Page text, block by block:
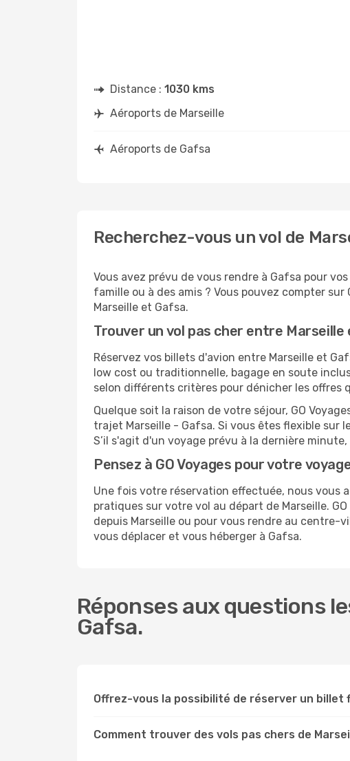
Distance : 1030 kms
Aéroports de Marseille
Aéroports de Gafsa
Recherchez-vous un vol de
Vous avez prévu de vous rendre à Gafsa pour
famille ou à des amis ? Vous pouvez compter
Marseille et Gafsa.
Trouver un vol pas cher entre Marseille
Réservez vos billets d'avion entre Marseille et
low cost ou traditionnelle, bagage en soute
selon différents critères pour dénicher les offres
Quelque soit la raison de votre séjour, GO
trajet Marseille - Gafsa. Si vous êtes flexible sur
S’il s'agit d'un voyage prévu à la dernière
Pensez à GO Voyages pour votre
Une fois votre réservation effectuée, nous vous
pratiques sur votre vol au départ de Marseille.
depuis Marseille ou pour vous rendre au centre-
vous déplacer et vous héberger à Gafsa.
Réponses aux questions
Gafsa.
Offrez-vous la possibilité de réserver un billet
Comment trouver des vols pas chers de